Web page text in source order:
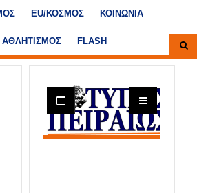
ΕU/ΚΟΣΜΟΣ ΚΟΙΝΩΝΙΑ
ΑΘΛΗΤΙΣΜΟΣ FLASH